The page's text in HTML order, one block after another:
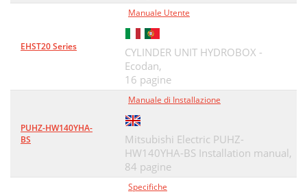
EHST20 Series
Manuale Utente
CYLINDER UNIT HYDROBOX -
Ecodan,
16 pagine
PUHZ-HW140YHA-
BS
Manuale di Installazione
Mitsubishi Electric PUHZ-
HW140YHA-BS Installation manual,
84 pagine
Specifiche